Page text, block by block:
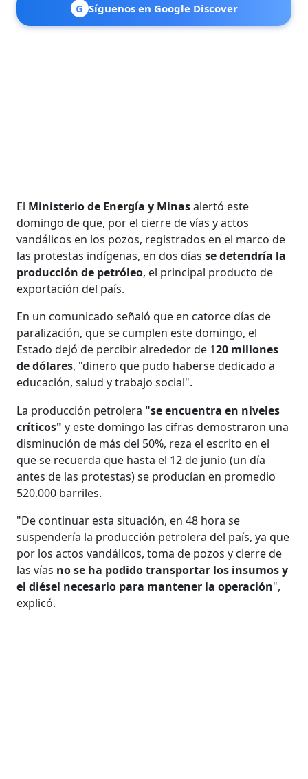
G Síguenos en Google Discover
El Ministerio de Energía y Minasalertó este
domingo de que, por el cierre de vías y actos
vandálicos en los pozos, registrados en el marco de
las protestas indígenas, en dos días se detendría la
producción de petróleo, el principal producto de
exportación del país.
En un comunicado señaló que en catorce días de
paralización, que se cumplen este domingo, el
Estado dejó de percibir alrededor de 120 millones
de dólares, "dinero que pudo haberse dedicado a
educación, salud y trabajo social".
La producción petrolera "se encuentra en niveles
críticos" y este domingo las cifras demostraron una
disminución de más del 50%, reza el escrito en el
que se recuerda que hasta el 12 de junio (un día
antes de las protestas) se producían en promedio
520.000 barriles.
"De continuar esta situación, en 48 hora se
suspendería la producción petrolera del país, ya que
por los actos vandálicos, toma de pozos y cierre de
las vías no se ha podido transportar los insumos y
el diésel necesario para mantener la operación",
explicó.